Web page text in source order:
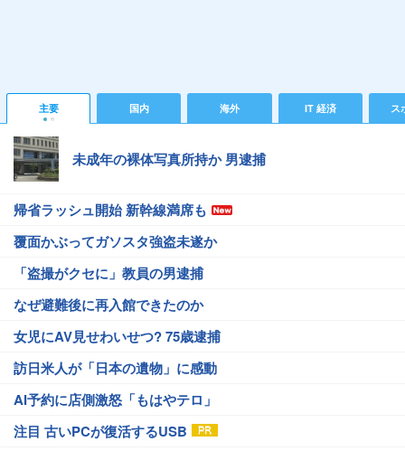
主要 国内 海外 IT 経済 ス
未成年の裸体写真所持か 男逮捕
帰省ラッシュ開始 新幹線満席も
覆面かぶってガソスタ強盗未遂か
「盗撮がクセに」教員の男逮捕
なぜ避難後に再入館できたのか
女児にAV見せわいせつ? 75歳逮捕
訪日米人が「日本の遺物」に感動
AI予約に店側激怒「もはやテロ」
注目 古いPCが復活するUSB